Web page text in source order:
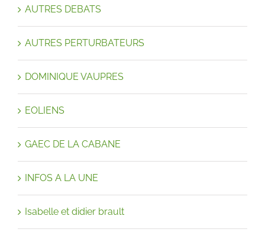
AUTRES DEBATS
AUTRES PERTURBATEURS
DOMINIQUE VAUPRES
EOLIENS
GAEC DE LA CABANE
INFOS A LA UNE
Isabelle et didier brault